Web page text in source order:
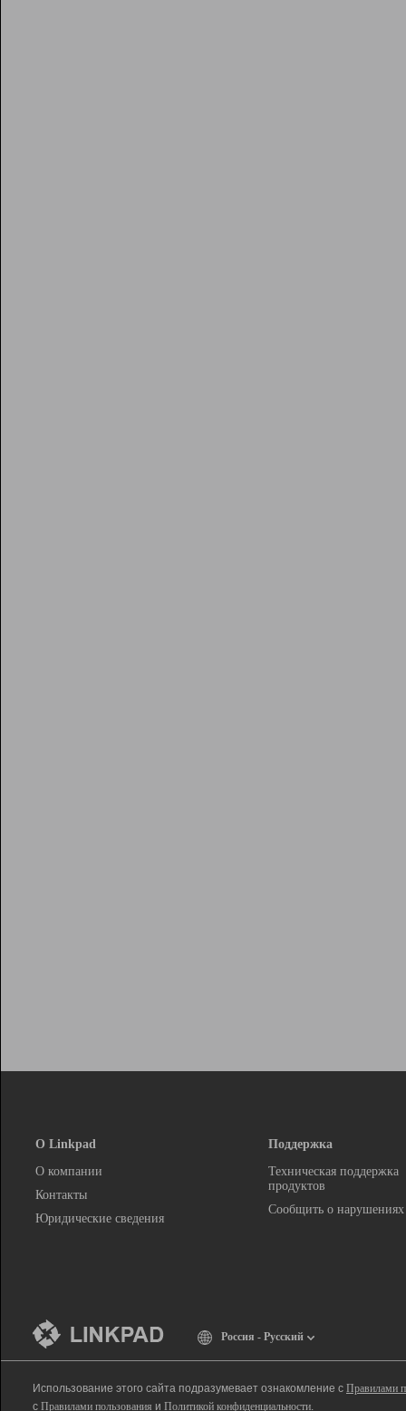
О Linkpad
О компании
Контакты
Юридические сведения
Поддержка
Техническая поддержка
продуктов
Сообщить о нарушениях
Россия - Русский
Использование этого сайта подразумевает ознакомление с Правилами
с Правилами пользования и Политикой конфиденциальности.